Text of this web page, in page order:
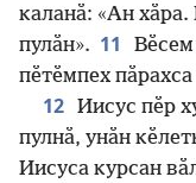
каланӑ: «Ан
пулӑн». 11
Вӗсем
пӗтӗмпех
12 Иисус пӗр
пулнӑ, унӑн
Иисуса курсан